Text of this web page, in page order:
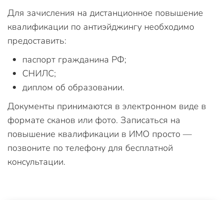
Для зачисления на дистанционное повышение
квалификации по антиэйджингу необходимо
предоставить:
паспорт гражданина РФ;
СНИЛС;
диплом об образовании.
Документы принимаются в электронном виде в
формате сканов или фото. Записаться на
повышение квалификации в ИМО просто —
позвоните по телефону для бесплатной
консультации.